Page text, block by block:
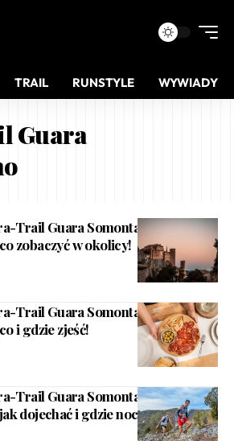
TRAIL RUNSTYLE WYWIADY
Guara
Trail Guara Somontano w
zobaczyć w okolicy!
Trail Guara Somontano w
i gdzie zjeść!
Trail Guara Somontano w
dojechać i gdzie nocować.